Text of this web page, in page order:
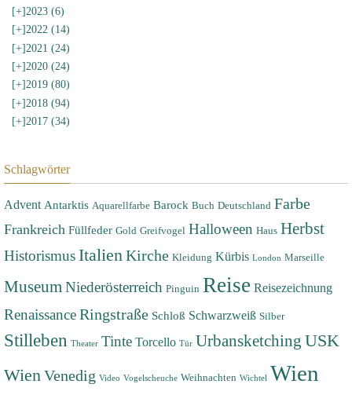
[+] 2023 (6)
[+]2022 (14)
[+]2021 (24)
[+] 2020 (24)
[+]2019 (80)
[+]2018 (94)
[+]2017 (34)
Schlagwörter
Advent Antarktis Aquarellfarbe Barock Buch Deutschland Farbe
Frankreich Füllfeder Gold Greifvogel Halloween Haus Herbst
HistorismusItalienKirche Kleidung Kürbis London Marseille
MuseumNiederösterreich Pinguin Reise Reisezeichnung
RenaissanceRingstraße Schloß Schwarzweiß Silber
Stilleben Theater Tinte Torcello Tür Urbansketching USK
WienVenedig Video Vogelscheuche Weihnachten Wichtel Wien